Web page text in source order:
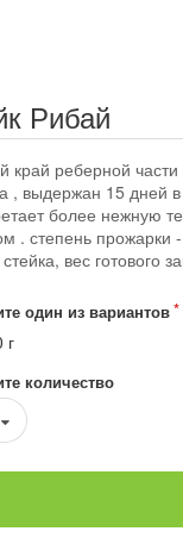
Рибай
край реберной
, выдержан 15 дней в
более нежную
. степень
вес готового
один из вариантов
г
количество